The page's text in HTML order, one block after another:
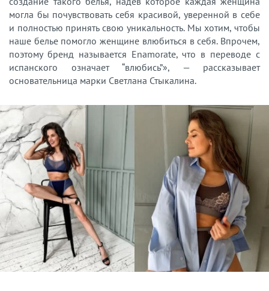
могла бы почувствовать себя красивой, уверенной в себе
и полностью принять свою уникальность. Мы хотим, чтобы
наше белье помогло женщине влюбиться в себя. Впрочем,
поэтому бренд называется Enamorate, что в переводе с
испанского означает “влюбись”», — рассказывает
основательница марки Светлана Стыкалина.